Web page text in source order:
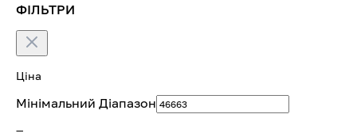
ФІЛЬТРИ
Ціна
Мінімальний Діапазон
—